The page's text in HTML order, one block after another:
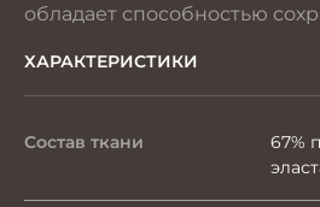
обладает способностью
ХАРАКТЕРИСТИКИ
Состав ткани
67%